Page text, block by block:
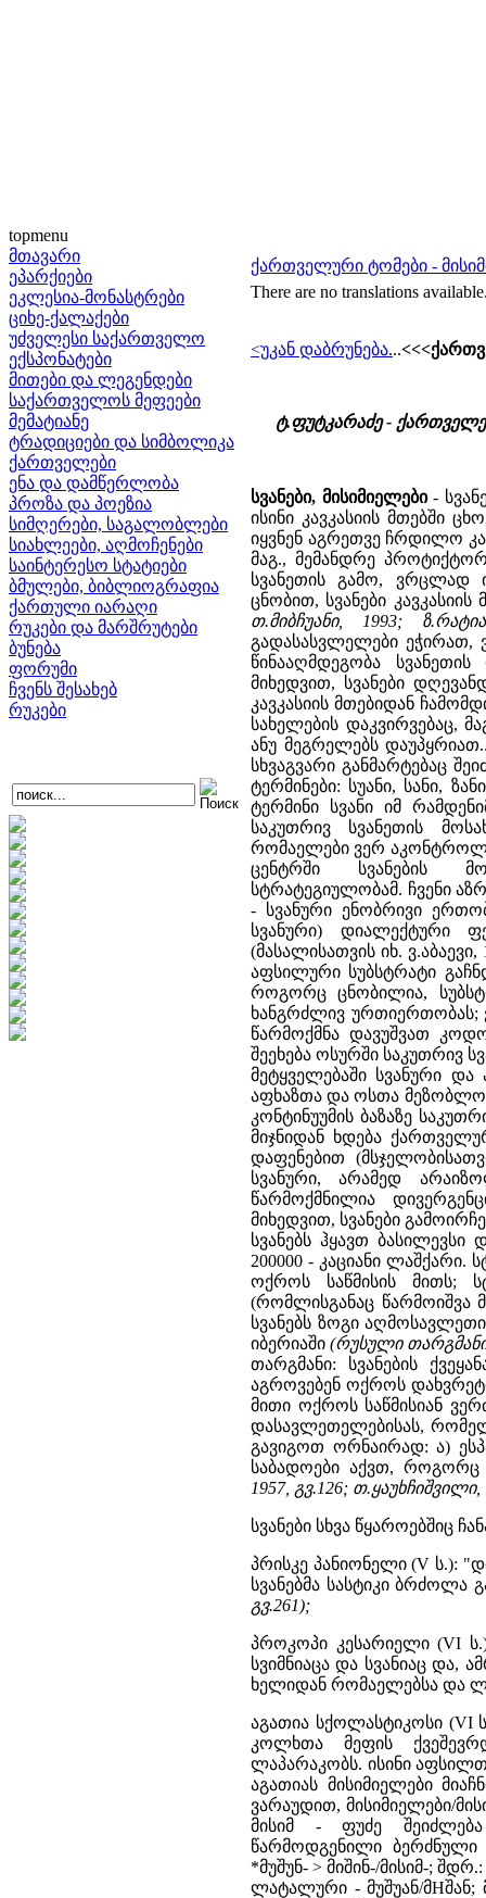
topmenu
მთავარი
ეპარქიები
ეკლესია-მონასტრები
ციხე-ქალაქები
უძველესი საქართველო
ექსპონატები
მითები და ლეგენდები
საქართველოს მეფეები
მემატიანე
ტრადიციები და სიმბოლიკა
ქართველები
ენა და დამწერლობა
პროზა და პოეზია
სიმღერები, საგალობლები
სიახლეები, აღმოჩენები
საინტერესო სტატიები
ბმულები, ბიბლიოგრაფია
ქართული იარაღი
რუკები და მარშრუტები
ბუნება
ფორუმი
ჩვენს შესახებ
რუკები
ქართველური ტომები -
There are no translations
<უკან დაბრუნება...
ტ.ფუტკარაძე -
სვანები, მისიმიელები-
ისინი კავკასიის მთებში
იყვნენ აგრეთვე ჩრდილო
მაგ., მემანდრე
სვანეთის გამო, ვრცლად
ცნობით, სვანები
თ.მიბჩუანი, 1993;
გადასასვლელები ეჭირათ,
წინააღმდეგობა სვანეთის
მიხედვით, სვანები
კავკასიის მთებიდან
სახელების დაკვირვებაც,
ანუ მეგრელებს
სხვაგვარი განმარტებაც
ტერმინები: სუანი, სანი,
ტერმინი სვანი იმ
საკუთრივ სვანეთის
რომაელები ვერ
ცენტრში სვანების
სტრატეგიულობამ. ჩვენი
- სვანური ენობრივი
სვანური) დიალექტური
(მასალისათვის იხ.
აფსილური სუბსტრატი
როგორც ცნობილია,
ხანგრძლივ ურთიერთობას;
წარმოქმნა დავუშვათ
შეეხება ოსურში საკუთრივ
მეტყველებაში სვანური
აფხაზთა და ოსთა
კონტინუუმის ბაზაზე
მიჯნიდან ხდება
დაფენებით
სვანური, არამედ
წარმოქმნილია
მიხედვით, სვანები
სვანებს ჰყავთ ბასილევსი
200000 - კაციანი ლაშქარი.
ოქროს საწმისის მითს;
(რომლისგანაც წარმოიშვა
სვანებს ზოგი
იბერიაში (რუსული
თარგმანი: სვანების
აგროვებენ ოქროს
მითი ოქროს საწმისიან
დასავლეთელებისას,
გავიგოთ ორნაირად: ა)
საბადოები აქვთ, როგორც
1957, გვ.126; თ.ყაუხჩიშვილი,
სვანები სხვა წყაროებშიც
პრისკე პანიონელი (V ს.):
სვანებმა სასტიკი ბრძოლა
გვ.261);
პროკოპი კესარიელი (VI
სვიმნიაცა და სვანიაც და,
ხელიდან რომაელებსა და
აგათია სქოლასტიკოსი (VI
კოლხთა მეფის
ლაპარაკობს. ისინი
აგათიას მისიმიელები
ვარაუდით, მისიმიელები/
მისიმ - ფუძე შეიძლება
წარმოდგენილი ბერძნული
*მუშუნ- > მიშინ-/მისიმ-;
ლატალური - მუშუან/მHშან;